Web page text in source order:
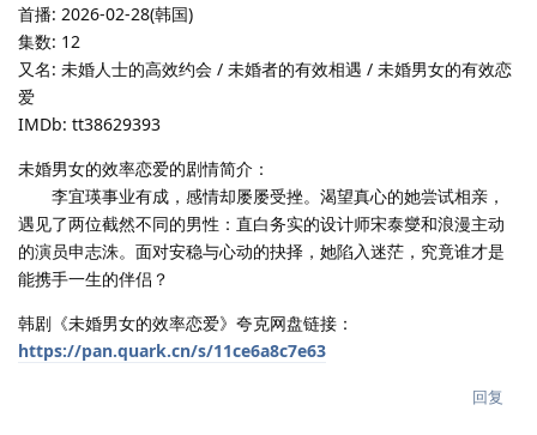
首播: 2026-02-28(韩国)
集数: 12
又名: 未婚人士的高效约会 / 未婚者的有效相遇 / 未婚男女的有效恋
爱
IMDb: tt38629393
未婚男女的效率恋爱的剧情简介：
李宜瑛事业有成，感情却屡屡受挫。渴望真心的她尝试相亲，
遇见了两位截然不同的男性：直白务实的设计师宋泰燮和浪漫主动
的演员申志洙。面对安稳与心动的抉择，她陷入迷茫，究竟谁才是
能携手一生的伴侣？
韩剧《未婚男女的效率恋爱》夸克网盘链接：
https://pan.quark.cn/s/11ce6a8c7e63
回复